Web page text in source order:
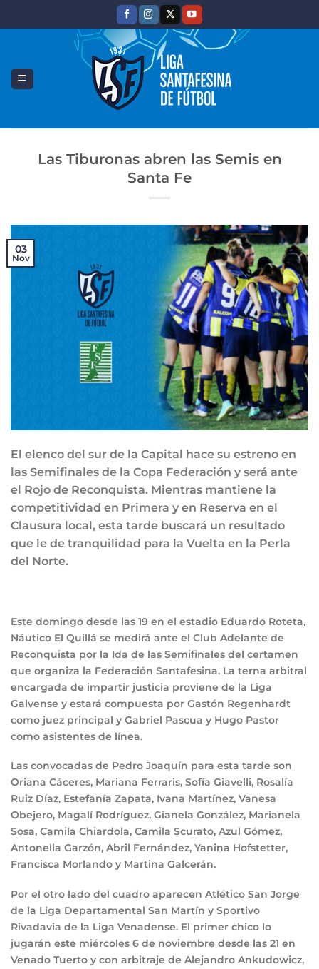
Las Tiburonas abren las Semis en
Santa Fe
03
Nov
El elenco del sur de la Capital hace su estreno en
las Semifinales de la Copa Federación y será ante
el Rojo de Reconquista. Mientras mantiene la
competitividad en Primera y en Reserva en el
Clausura local, esta tarde buscará un resultado
que le de tranquilidad para la Vuelta en la Perla
del Norte.
Este domingo desde las 19 en el estadio Eduardo Roteta,
Náutico El Quillá se medirá ante el Club Adelante de
Reconquista por la Ida de las Semifinales del certamen
que organiza la Federación Santafesina. La terna arbitral
encargada de impartir justicia proviene de la Liga
Galvense y estará compuesta por Gastón Regenhardt
como juez principal y Gabriel Pascua y Hugo Pastor
como asistentes de línea.
Las convocadas de Pedro Joaquín para esta tarde son
Oriana Cáceres, Mariana Ferraris, Sofía Giavelli, Rosalía
Ruiz Díaz, Estefanía Zapata, Ivana Martínez, Vanesa
Obejero, Magalí Rodríguez, Gianela González, Marianela
Sosa, Camila Chiardola, Camila Scurato, Azul Gómez,
Antonella Garzón, Abril Fernández, Yanina Hofstetter,
Francisca Morlando y Martina Galcerán.
Por el otro lado del cuadro aparecen Atlético San Jorge
de la Liga Departamental San Martín y Sportivo
Rivadavia de la Liga Venadense. El primer chico lo
jugarán este miércoles 6 de noviembre desde las 21 en
Venado Tuerto y con arbitraje de Alejandro Ankudowicz,